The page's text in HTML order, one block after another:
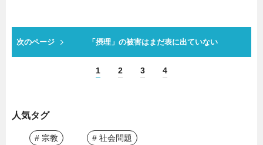
次のページ 「摂理」の被害はまだ表に出ていない
1 2 3 4
人気タグ
# 宗教 # 社会問題